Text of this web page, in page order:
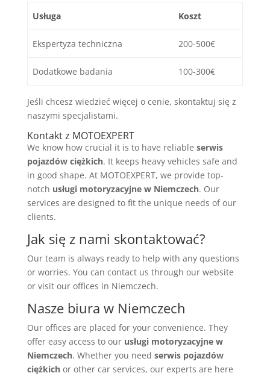
Usługa Koszt
Ekspertyza techniczna 200-500€
Dodatkowe badania 100-300€
Jeśli chcesz wiedzieć więcej o cenie, skontaktuj się z
naszymi specjalistami.
Kontakt z MOTOEXPERT
We know how crucial it is to have reliable serwis
pojazdów ciężkich. It keeps heavy vehicles safe and
in good shape. At MOTOEXPERT, we provide top-
notch usługi motoryzacyjne w Niemczech. Our
services are designed to fit the unique needs of our
clients.
Jak się z nami skontaktować?
Our team is always ready to help with any questions
or worries. You can contact us through our website
or visit our offices in Niemczech.
Nasze biura w Niemczech
Our offices are placed for your convenience. They
offer easy access to our usługi motoryzacyjne w
Niemczech. Whether you need serwis pojazdów
ciężkichor other car services, our experts are here